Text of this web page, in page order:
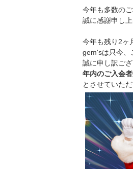
今年も多数の
誠に感謝申し上
今年も残り2ヶ
gem'sは只今、
誠に申し訳ござ
年内のご入会
とさせていた